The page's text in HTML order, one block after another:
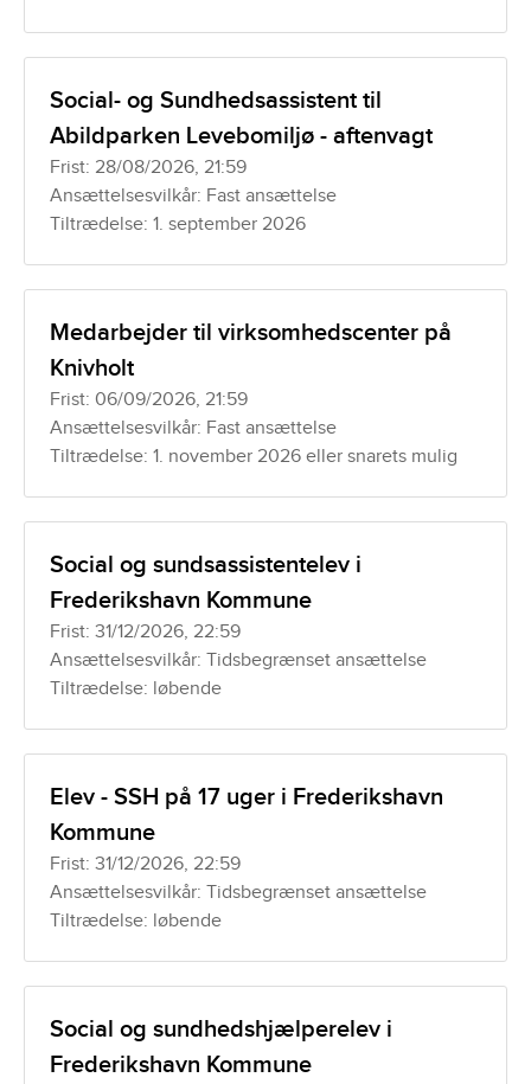
Social- og Sundhedsassistent til
Abildparken Levebomiljø - aftenvagt
Frist: 28/08/2026, 21:59
Ansættelsesvilkår: Fast ansættelse
Tiltrædelse: 1. september 2026
Medarbejder til virksomhedscenter på
Knivholt
Frist: 06/09/2026, 21:59
Ansættelsesvilkår: Fast ansættelse
Tiltrædelse: 1. november 2026 eller snarets mulig
Social og sundsassistentelev i
Frederikshavn Kommune
Frist: 31/12/2026, 22:59
Ansættelsesvilkår: Tidsbegrænset ansættelse
Tiltrædelse: løbende
Elev - SSH på 17 uger i Frederikshavn
Kommune
Frist: 31/12/2026, 22:59
Ansættelsesvilkår: Tidsbegrænset ansættelse
Tiltrædelse: løbende
Social og sundhedshjælperelev i
Frederikshavn Kommune